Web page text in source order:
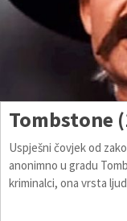
Tombstone
Uspješni čovjek od
anonimno u gradu
kriminalci, ona vrsta